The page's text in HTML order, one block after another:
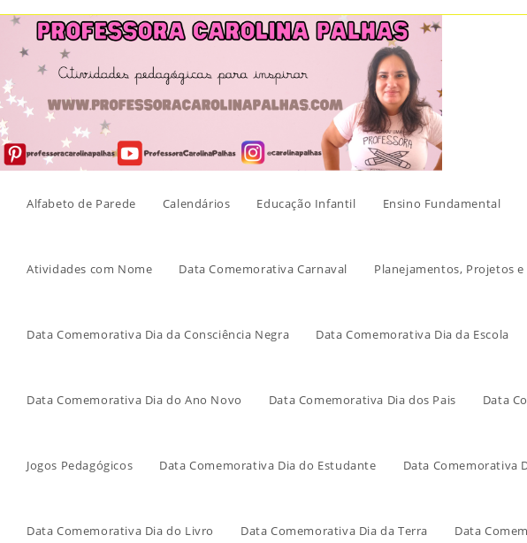
Skip
content
Alfabeto de Parede Calendários Educação Infantil Ensino Fundamental
Atividades com Nome Data Comemorativa Carnaval Planejamentos, Projetos
Data Comemorativa Dia da Consciência Negra Data Comemorativa Dia da Escola
Data Comemorativa Dia do Ano Novo Data Comemorativa Dia dos Pais Data
Jogos Pedagógicos Data Comemorativa Dia do Estudante Data Comemorativa
Data Comemorativa Dia do Livro Data Comemorativa Dia da Terra Data